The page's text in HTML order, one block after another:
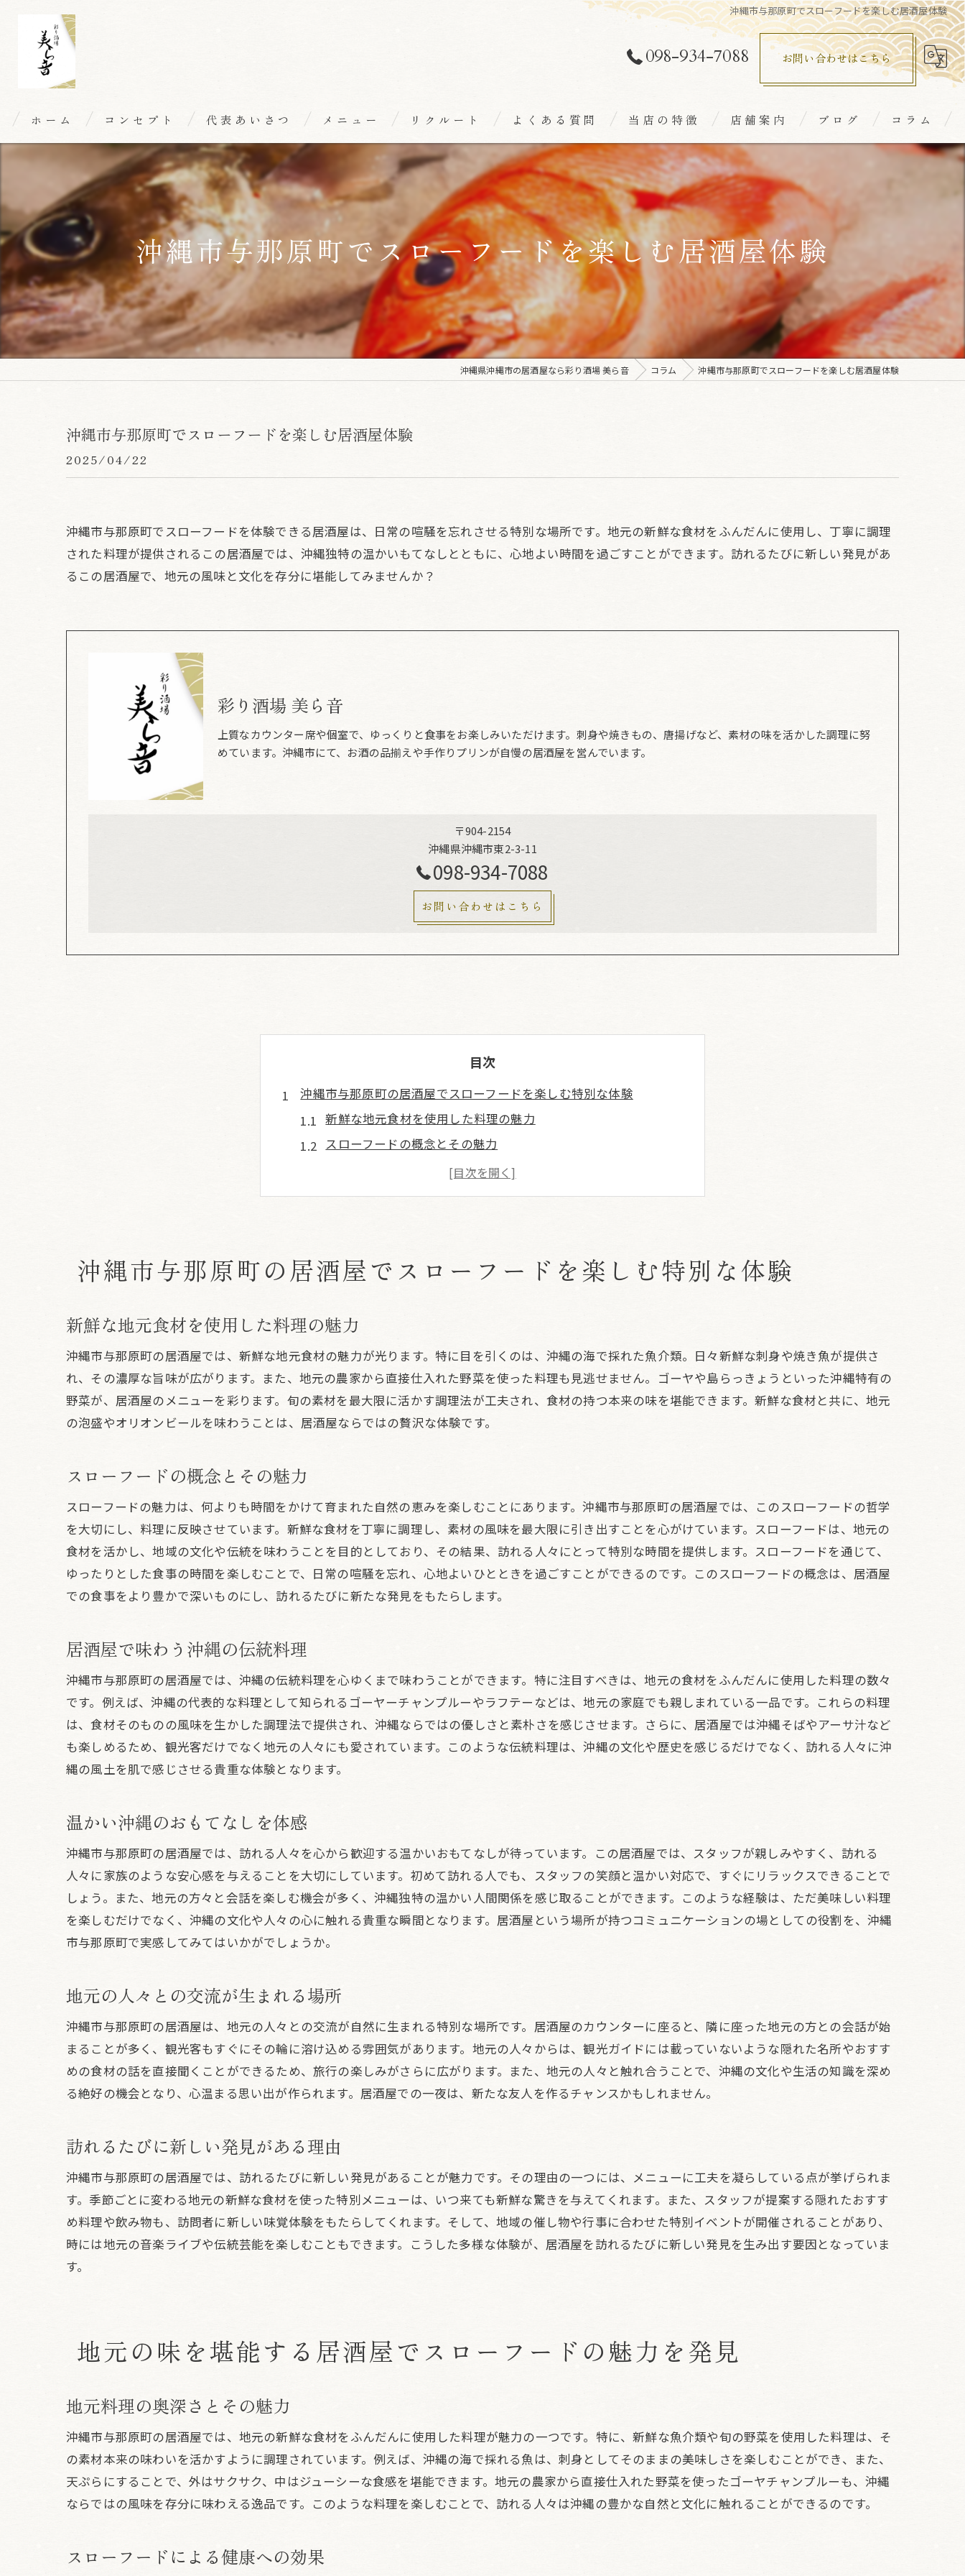
沖縄市与那原町でスローフードを楽しむ居酒屋体験
098-934-7088 お問い合わせはこちら
ホーム コンセプト 代表あいさつ メニュー リクルート よくある質問 当店の特徴
個室
海鮮
和食
日本酒
隠れ家
店舗案内 ブログ コラム
沖縄市与那原町でスローフードを楽しむ居酒屋体験
沖縄県沖縄市の居酒屋なら彩り酒場 美ら音 コラム 沖縄市与那原町でスローフードを楽しむ居酒屋体験
沖縄市与那原町でスローフードを楽しむ居酒屋体験
2025/04/22
沖縄市与那原町でスローフードを体験できる居酒屋は、日常の喧騒を忘れさせる特別な場所です。地元の新鮮な食材をふんだんに使用し、丁寧に調理
された料理が提供されるこの居酒屋では、沖縄独特の温かいもてなしとともに、心地よい時間を過ごすことができます。訪れるたびに新しい発見があ
るこの居酒屋で、地元の風味と文化を存分に堪能してみませんか？
彩り酒場 美ら音
上質なカウンター席や個室で、ゆっくりと食事をお楽しみいただけます。刺身や焼きもの、唐揚げなど、素材の味を活かした調理に努
めています。沖縄市にて、お酒の品揃えや手作りプリンが自慢の居酒屋を営んでいます。
〒904-2154
沖縄県沖縄市東2-3-11
098-934-7088
お問い合わせはこちら
目次
沖縄市与那原町の居酒屋でスローフードを楽しむ特別な体験
新鮮な地元食材を使用した料理の魅力
スローフードの概念とその魅力
居酒屋で味わう沖縄の伝統料理
温かい沖縄のおもてなしを体感
地元の味を堪能する居酒屋でスローフードの魅力を発見
スローフードによる健康への効果
沖縄の風土と食文化の融合
職人技が光る料理の数々
居酒屋での新しい体験を求めて
心温まる沖縄のもてなし
居酒屋での心地よいひととき
沖縄の歴史を感じる料理
地域社会とのつながりを大切に
居酒屋で広がる食の楽しみ方
スローフードの本質に迫る
居酒屋での特別な時間を演出
食を通じた沖縄の文化体験
心を豊かにする食事のひととき
地元の風味を楽しむスローフード
居酒屋の魅力を支える食材の秘密
食材を通じた地域の魅力発信
沖縄の自然と食が織りなす調和
地産地消の取り組みに注目
居酒屋のアットホームな雰囲気
スローフードが生む居心地の良さ
地元食材が主役のメニュー
心に響く居酒屋での体験
スローフードを楽しむためのヒント
スローフードと居酒屋の魅力を知る沖縄市与那原町の旅
居酒屋を選ぶ際のポイント
スローフードの文化的背景
沖縄市でのスローフードの普及
旅の醍醐味を味わえる居酒屋
料理が語る沖縄の歴史と文化
沖縄の魅力を再発見できる場所
居酒屋で開かれる文化の扉
沖縄市与那原町の居酒屋でスローフードを楽しむ特別な体験
新鮮な地元食材を使用した料理の魅力
沖縄市与那原町の居酒屋では、新鮮な地元食材の魅力が光ります。特に目を引くのは、沖縄の海で採れた魚介類。日々新鮮な刺身や焼き魚が提供さ
れ、その濃厚な旨味が広がります。また、地元の農家から直接仕入れた野菜を使った料理も見逃せません。ゴーヤや島らっきょうといった沖縄特有の
野菜が、居酒屋のメニューを彩ります。旬の素材を最大限に活かす調理法が工夫され、食材の持つ本来の味を堪能できます。新鮮な食材と共に、地元
の泡盛やオリオンビールを味わうことは、居酒屋ならではの贅沢な体験です。
スローフードの概念とその魅力
スローフードの魅力は、何よりも時間をかけて育まれた自然の恵みを楽しむことにあります。沖縄市与那原町の居酒屋では、このスローフードの哲学
を大切にし、料理に反映させています。新鮮な食材を丁寧に調理し、素材の風味を最大限に引き出すことを心がけています。スローフードは、地元の
食材を活かし、地域の文化や伝統を味わうことを目的としており、その結果、訪れる人々にとって特別な時間を提供します。スローフードを通じて、
ゆったりとした食事の時間を楽しむことで、日常の喧騒を忘れ、心地よいひとときを過ごすことができるのです。このスローフードの概念は、居酒屋
での食事をより豊かで深いものにし、訪れるたびに新たな発見をもたらします。
居酒屋で味わう沖縄の伝統料理
沖縄市与那原町の居酒屋では、沖縄の伝統料理を心ゆくまで味わうことができます。特に注目すべきは、地元の食材をふんだんに使用した料理の数々
です。例えば、沖縄の代表的な料理として知られるゴーヤーチャンプルーやラフテーなどは、地元の家庭でも親しまれている一品です。これらの料理
は、食材そのものの風味を生かした調理法で提供され、沖縄ならではの優しさと素朴さを感じさせます。さらに、居酒屋では沖縄そばやアーサ汁など
も楽しめるため、観光客だけでなく地元の人々にも愛されています。このような伝統料理は、沖縄の文化や歴史を感じるだけでなく、訪れる人々に沖
縄の風土を肌で感じさせる貴重な体験となります。
温かい沖縄のおもてなしを体感
沖縄市与那原町の居酒屋では、訪れる人々を心から歓迎する温かいおもてなしが待っています。この居酒屋では、スタッフが親しみやすく、訪れる
人々に家族のような安心感を与えることを大切にしています。初めて訪れる人でも、スタッフの笑顔と温かい対応で、すぐにリラックスできることで
しょう。また、地元の方々と会話を楽しむ機会が多く、沖縄独特の温かい人間関係を感じ取ることができます。このような経験は、ただ美味しい料理
を楽しむだけでなく、沖縄の文化や人々の心に触れる貴重な瞬間となります。居酒屋という場所が持つコミュニケーションの場としての役割を、沖縄
市与那原町で実感してみてはいかがでしょうか。
地元の人々との交流が生まれる場所
沖縄市与那原町の居酒屋は、地元の人々との交流が自然に生まれる特別な場所です。居酒屋のカウンターに座ると、隣に座った地元の方との会話が始
まることが多く、観光客もすぐにその輪に溶け込める雰囲気があります。地元の人々からは、観光ガイドには載っていないような隠れた名所やおすす
めの食材の話を直接聞くことができるため、旅行の楽しみがさらに広がります。また、地元の人々と触れ合うことで、沖縄の文化や生活の知識を深め
る絶好の機会となり、心温まる思い出が作られます。居酒屋での一夜は、新たな友人を作るチャンスかもしれません。
訪れるたびに新しい発見がある理由
沖縄市与那原町の居酒屋では、訪れるたびに新しい発見があることが魅力です。その理由の一つには、メニューに工夫を凝らしている点が挙げられま
す。季節ごとに変わる地元の新鮮な食材を使った特別メニューは、いつ来ても新鮮な驚きを与えてくれます。また、スタッフが提案する隠れたおすす
め料理や飲み物も、訪問者に新しい味覚体験をもたらしてくれます。そして、地域の催し物や行事に合わせた特別イベントが開催されることがあり、
時には地元の音楽ライブや伝統芸能を楽しむこともできます。こうした多様な体験が、居酒屋を訪れるたびに新しい発見を生み出す要因となっていま
す。
地元の味を堪能する居酒屋でスローフードの魅力を発見
地元料理の奥深さとその魅力
沖縄市与那原町の居酒屋では、地元の新鮮な食材をふんだんに使用した料理が魅力の一つです。特に、新鮮な魚介類や旬の野菜を使用した料理は、そ
の素材本来の味わいを活かすように調理されています。例えば、沖縄の海で採れる魚は、刺身としてそのままの美味しさを楽しむことができ、また、
天ぷらにすることで、外はサクサク、中はジューシーな食感を堪能できます。地元の農家から直接仕入れた野菜を使ったゴーヤチャンプルーも、沖縄
ならではの風味を存分に味わえる逸品です。このような料理を楽しむことで、訪れる人々は沖縄の豊かな自然と文化に触れることができるのです。
スローフードによる健康への効果